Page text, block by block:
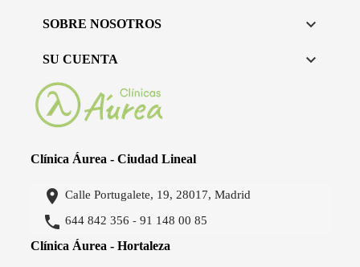
SOBRE NOSOTROS 
SU CUENTA 
Clínica Áurea - Ciudad Lineal
 Calle Portugalete, 19, 28017, Madrid
 644 842 356 -91 148 00 85
Clínica Áurea - Hortaleza